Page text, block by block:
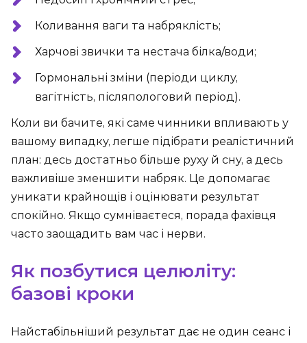
Коливання ваги та набряклість;
Харчові звички та нестача білка/води;
Гормональні зміни (періоди циклу,
вагітність, післяпологовий період).
Коли ви бачите, які саме чинники впливають у
вашому випадку, легше підібрати реалістичний
план: десь достатньо більше руху й сну, а десь
важливіше зменшити набряк. Це допомагає
уникати крайнощів і оцінювати результат
спокійно. Якщо сумніваєтеся, порада фахівця
часто заощадить вам час і нерви.
Як позбутися целюліту:
базові кроки
Найстабільніший результат дає не один сеанс і